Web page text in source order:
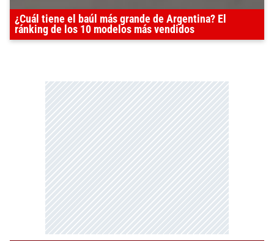
¿Cuál tiene el baúl más grande de Argentina? El
ránking de los 10 modelos más vendidos